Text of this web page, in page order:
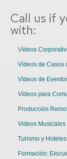
Call us if
with:
Vídeos
Vídeos de Casos
Vídeos de
Vídeos para
Producción
Videos Musicales
Turismo y Hoteles
Formación: